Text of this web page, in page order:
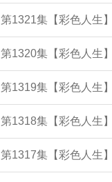
第1321集【彩色人生
第1320集【彩色人生
第1319集【彩色人生
第1318集【彩色人生
第1317集【彩色人生